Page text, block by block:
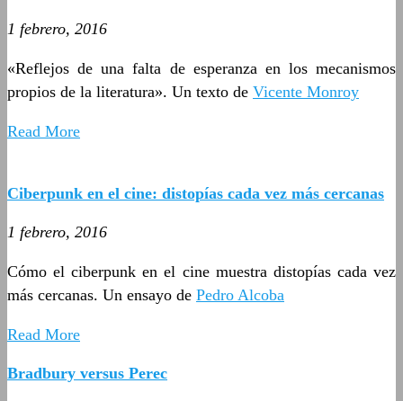
1 febrero, 2016
«Reflejos de una falta de esperanza en los mecanismos
propios de la literatura». Un texto de Vicente Monroy
Read More
Ciberpunk en el cine: distopías cada vez más cercanas
1 febrero, 2016
Cómo el ciberpunk en el cine muestra distopías cada vez
más cercanas. Un ensayo de Pedro Alcoba
Read More
Bradbury versus Perec